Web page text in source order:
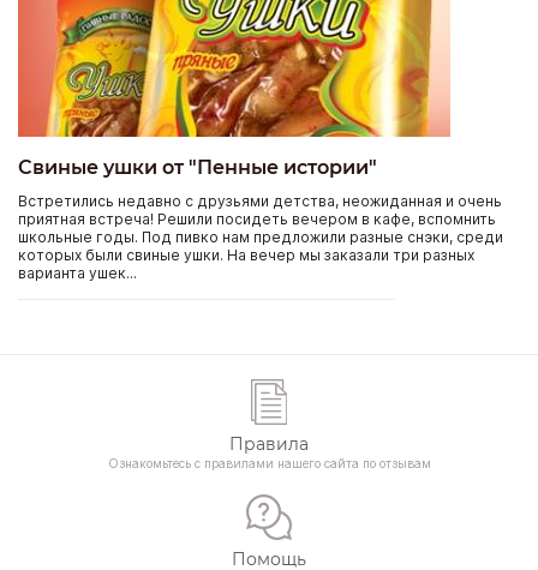
Свиные ушки от "Пенные истории"
Встретились недавно с друзьями детства, неожиданная и очень
приятная встреча! Решили посидеть вечером в кафе, вспомнить
школьные годы. Под пивко нам предложили разные снэки, среди
которых были свиные ушки. На вечер мы заказали три разных
варианта ушек...
Правила
Ознакомьтесь с правилами нашего сайта по отзывам
Помощь